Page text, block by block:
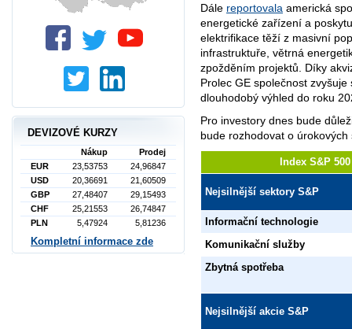
Dále reportovala americká
energetické zařízení a
elektrifikace těží z masivní
infrastruktuře, větrná
zpožděním projektů. Díky
Prolec GE společnost
dlouhodobý výhled do roku
Pro investory dnes bude
bude rozhodovat o úrokových
Index S&P
Nejsilnější sektory S&P
Informační technologie
Komunikační služby
Zbytná spotřeba
Nejsilnější akcie S&P
DEVIZOVÉ KURZY
Nákup
Prodej
EUR
23,53753
24,96847
USD
20,36691
21,60509
GBP
27,48407
29,15493
CHF
25,21553
26,74847
PLN
5,47924 5,81236
Kompletní informace zde